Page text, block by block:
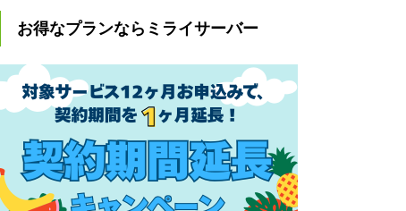
お得なプランならミライサーバー